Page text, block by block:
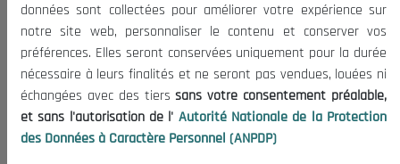
Le CNESE
A Propos
Le président
Organisation
Publications
données sont collectées pour améliorer votre expérience sur
notre site web, personnaliser le contenu et conserver vos
préférences. Elles seront conservées uniquement pour la durée
nécessaire à leurs finalités et ne seront pas vendues, louées ni
échangées avec des tierssans votre consentement préalable,
et sans l'autorisation de l' Autorité Nationale de la Protection
des Données à Caractère Personnel (ANPDP)